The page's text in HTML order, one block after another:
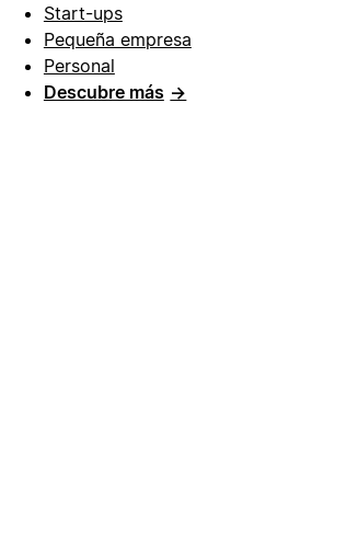
Start-ups
Pequeña empresa
Personal
Descubre más →